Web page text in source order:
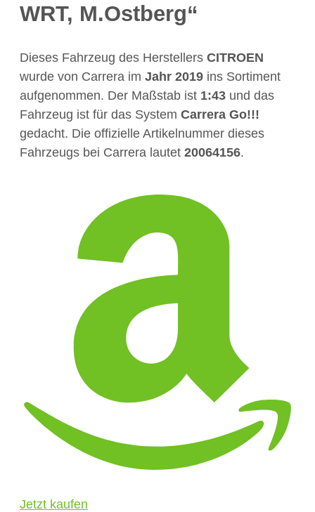
WRT, M.Ostberg“
Dieses Fahrzeug des Herstellers CITROEN
wurde von Carrera im Jahr 2019 ins Sortiment
aufgenommen. Der Maßstab ist 1:43 und das
Fahrzeug ist für das System Carrera Go!!!
gedacht. Die offizielle Artikelnummer dieses
Fahrzeugs bei Carrera lautet 20064156.
Jetzt kaufen